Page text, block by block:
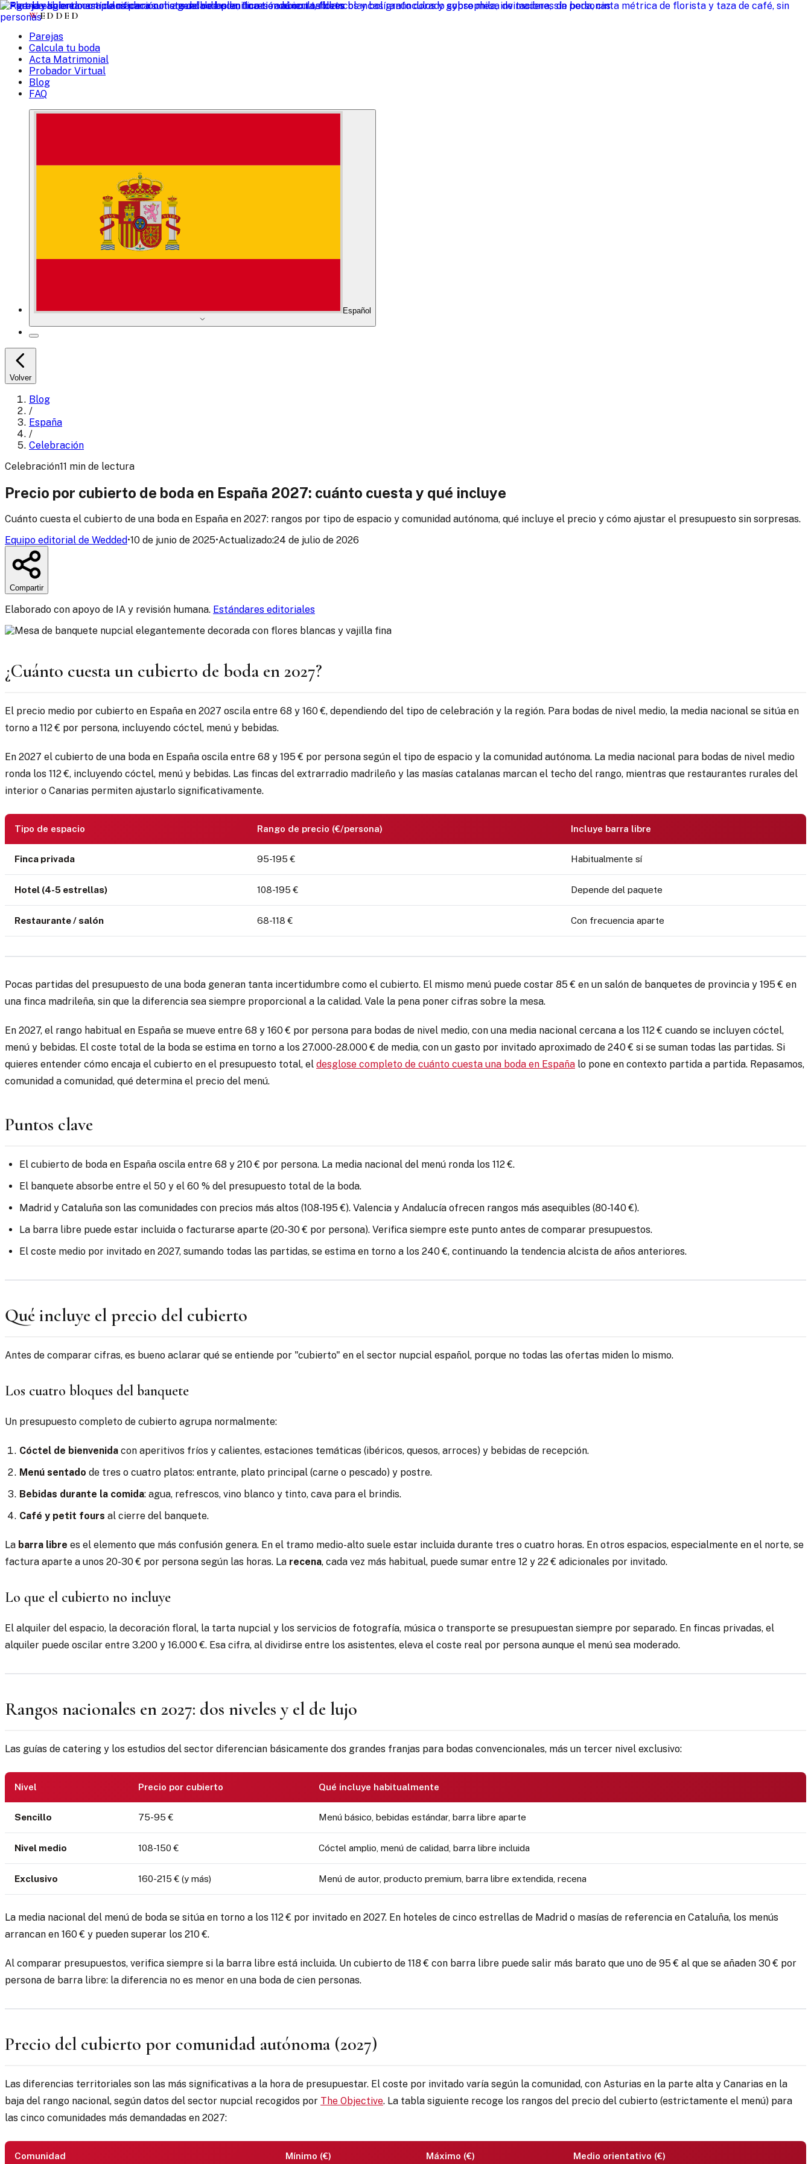
WEDDED
Parejas
Calcula tu boda
Acta Matrimonial
Probador Virtual
Blog
FAQ
Español
Volver
Blog
/
España
/
Celebración
Celebración11 min de lectura
Precio por cubierto de boda en España 2027: cuánto cuesta y qué incluye
Cuánto cuesta el cubierto de una boda en España en 2027: rangos por tipo de espacio y comunidad autónoma, qué incluye el precio y cómo ajustar el presupuesto sin sorpresas.
Equipo editorial de Wedded•10 de junio de 2025•Actualizado:24 de julio de 2026
Compartir
Elaborado con apoyo de IA y revisión humana. Estándares editoriales
¿Cuánto cuesta un cubierto de boda en 2027?
El precio medio por cubierto en España en 2027 oscila entre 68 y 160 €, dependiendo del tipo de celebración y la región. Para bodas de nivel medio, la media nacional se sitúa en
torno a 112 € por persona, incluyendo cóctel, menú y bebidas.
En 2027 el cubierto de una boda en España oscila entre 68 y 195 € por persona según el tipo de espacio y la comunidad autónoma. La media nacional para bodas de nivel medio
ronda los 112 €, incluyendo cóctel, menú y bebidas. Las fincas del extrarradio madrileño y las masías catalanas marcan el techo del rango, mientras que restaurantes rurales del
interior o Canarias permiten ajustarlo significativamente.
Tipo de espacio Rango de precio (€/persona) Incluye barra libre
Finca privada 95-195 € Habitualmente sí
Hotel (4-5 estrellas) 108-195 € Depende del paquete
Restaurante / salón 68-118 € Con frecuencia aparte
Pocas partidas del presupuesto de una boda generan tanta incertidumbre como el cubierto. El mismo menú puede costar 85 € en un salón de banquetes de provincia y 195 € en
una finca madrileña, sin que la diferencia sea siempre proporcional a la calidad. Vale la pena poner cifras sobre la mesa.
En 2027, el rango habitual en España se mueve entre 68 y 160 € por persona para bodas de nivel medio, con una media nacional cercana a los 112 € cuando se incluyen cóctel,
menú y bebidas. El coste total de la boda se estima en torno a los 27.000-28.000 € de media, con un gasto por invitado aproximado de 240 € si se suman todas las partidas. Si
quieres entender cómo encaja el cubierto en el presupuesto total, el desglose completo de cuánto cuesta una boda en España lo pone en contexto partida a partida. Repasamos,
comunidad a comunidad, qué determina el precio del menú.
Puntos clave
El cubierto de boda en España oscila entre 68 y 210 € por persona. La media nacional del menú ronda los 112 €.
El banquete absorbe entre el 50 y el 60 % del presupuesto total de la boda.
Madrid y Cataluña son las comunidades con precios más altos (108-195 €). Valencia y Andalucía ofrecen rangos más asequibles (80-140 €).
La barra libre puede estar incluida o facturarse aparte (20-30 € por persona). Verifica siempre este punto antes de comparar presupuestos.
El coste medio por invitado en 2027, sumando todas las partidas, se estima en torno a los 240 €, continuando la tendencia alcista de años anteriores.
Qué incluye el precio del cubierto
Antes de comparar cifras, es bueno aclarar qué se entiende por "cubierto" en el sector nupcial español, porque no todas las ofertas miden lo mismo.
Los cuatro bloques del banquete
Un presupuesto completo de cubierto agrupa normalmente:
Cóctel de bienvenida con aperitivos fríos y calientes, estaciones temáticas (ibéricos, quesos, arroces) y bebidas de recepción.
Menú sentado de tres o cuatro platos: entrante, plato principal (carne o pescado) y postre.
Bebidas durante la comida: agua, refrescos, vino blanco y tinto, cava para el brindis.
Café y petit fours al cierre del banquete.
La barra libre es el elemento que más confusión genera. En el tramo medio-alto suele estar incluida durante tres o cuatro horas. En otros espacios, especialmente en el norte, se
factura aparte a unos 20-30 € por persona según las horas. La recena, cada vez más habitual, puede sumar entre 12 y 22 € adicionales por invitado.
Lo que el cubierto no incluye
El alquiler del espacio, la decoración floral, la tarta nupcial y los servicios de fotografía, música o transporte se presupuestan siempre por separado. En fincas privadas, el
alquiler puede oscilar entre 3.200 y 16.000 €. Esa cifra, al dividirse entre los asistentes, eleva el coste real por persona aunque el menú sea moderado.
Rangos nacionales en 2027: dos niveles y el de lujo
Las guías de catering y los estudios del sector diferencian básicamente dos grandes franjas para bodas convencionales, más un tercer nivel exclusivo:
Nivel Precio por cubierto Qué incluye habitualmente
Sencillo 75-95 € Menú básico, bebidas estándar, barra libre aparte
Nivel medio 108-150 € Cóctel amplio, menú de calidad, barra libre incluida
Exclusivo 160-215 € (y más) Menú de autor, producto premium, barra libre extendida, recena
La media nacional del menú de boda se sitúa en torno a los 112 € por invitado en 2027. En hoteles de cinco estrellas de Madrid o masías de referencia en Cataluña, los menús
arrancan en 160 € y pueden superar los 210 €.
Al comparar presupuestos, verifica siempre si la barra libre está incluida. Un cubierto de 118 € con barra libre puede salir más barato que uno de 95 € al que se añaden 30 € por
persona de barra libre: la diferencia no es menor en una boda de cien personas.
Precio del cubierto por comunidad autónoma (2027)
Las diferencias territoriales son las más significativas a la hora de presupuestar. El coste por invitado varía según la comunidad, con Asturias en la parte alta y Canarias en la
baja del rango nacional, según datos del sector nupcial recogidos por The Objective. La tabla siguiente recoge los rangos del precio del cubierto (estrictamente el menú) para
las cinco comunidades más demandadas en 2027:
Comunidad Mínimo (€) Máximo (€) Medio orientativo (€)